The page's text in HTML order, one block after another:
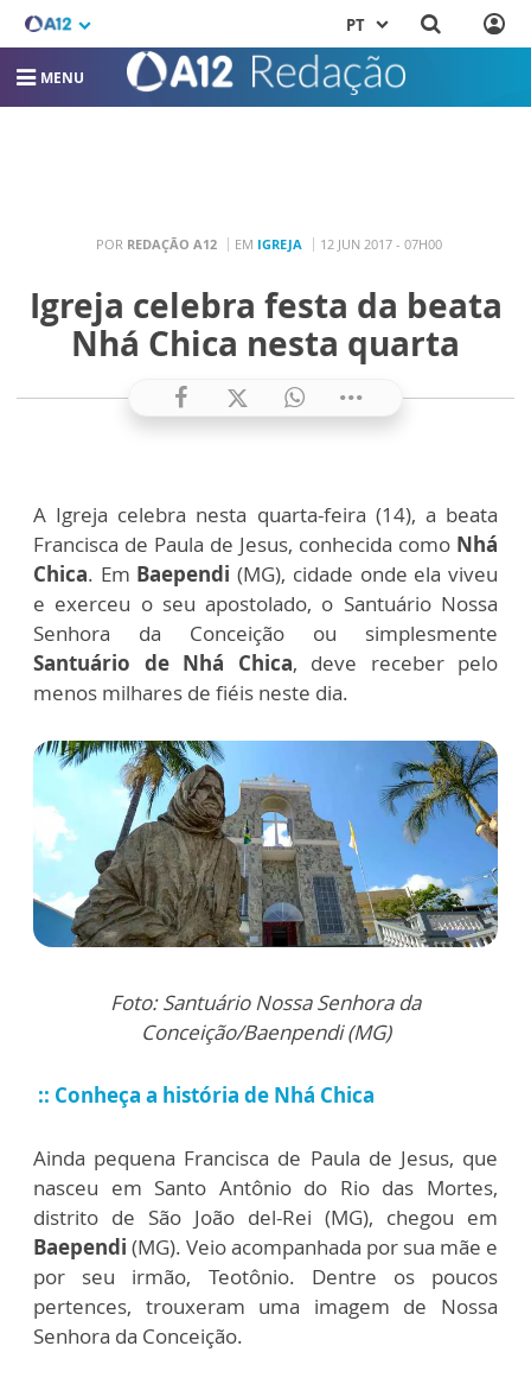
PT
MENU
POR REDAÇÃO A12 EM IGREJA 12 JUN 2017 - 07H00
Igreja celebra festa da beata
Nhá Chica nesta quarta
A Igreja celebra nesta quarta-feira (14), a beata
Francisca de Paula de Jesus, conhecida como Nhá
Chica. Em Baependi (MG), cidade onde ela viveu
e exerceu o seu apostolado, o Santuário Nossa
Senhora da Conceição ou simplesmente
Santuário de Nhá Chica, deve receber pelo
menos milhares de fiéis neste dia.
Foto: Santuário Nossa Senhora da
Conceição/Baenpendi (MG)
:: Conheça a história de Nhá Chica
Ainda pequena Francisca de Paula de Jesus, que
nasceu em Santo Antônio do Rio das Mortes,
distrito de São João del-Rei (MG), chegou em
Baependi (MG). Veio acompanhada por sua mãe e
por seu irmão, Teotônio. Dentre os poucos
pertences, trouxeram uma imagem de Nossa
Senhora da Conceição.